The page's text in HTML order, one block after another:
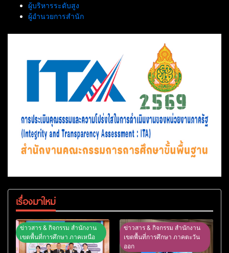
ผู้บริหารระดับสูง
ผู้อำนวยการสำนัก
เรื่องมาใหม่
ข่าวสาร & กิจกรรม สำนักงาน
เขตพื้นที่การศึกษา ภาคเหนือ
ข่าวสาร & กิจกรรม สำนักงาน
เขตพื้นที่การศึกษา ภาคตะวัน
ออก